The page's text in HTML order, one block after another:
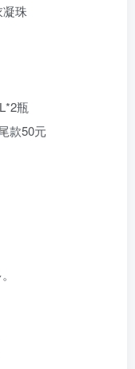
凝珠
瓶
款50元